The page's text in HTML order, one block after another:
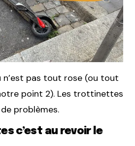
n’est pas tout rose (ou tout
point 2). Les trottinettes
problèmes.
c’est au revoir le